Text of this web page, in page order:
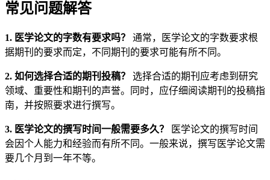
常见问题解答
1. 医学论文的字数有要求吗？
通常，医学论文的字数要求根
据期刊的要求而定，不同期刊的要求可能有所不同。
2. 如何选择合适的期刊投稿？
选择合适的期刊应考虑到研究
领域、重要性和期刊的声誉。同时，应仔细阅读期刊的投稿指
南，并按照要求进行撰写。
3. 医学论文的撰写时间一般需要多久？
医学论文的撰写时间
会因个人能力和经验而有所不同。一般来说，撰写医学论文需
要几个月到一年不等。